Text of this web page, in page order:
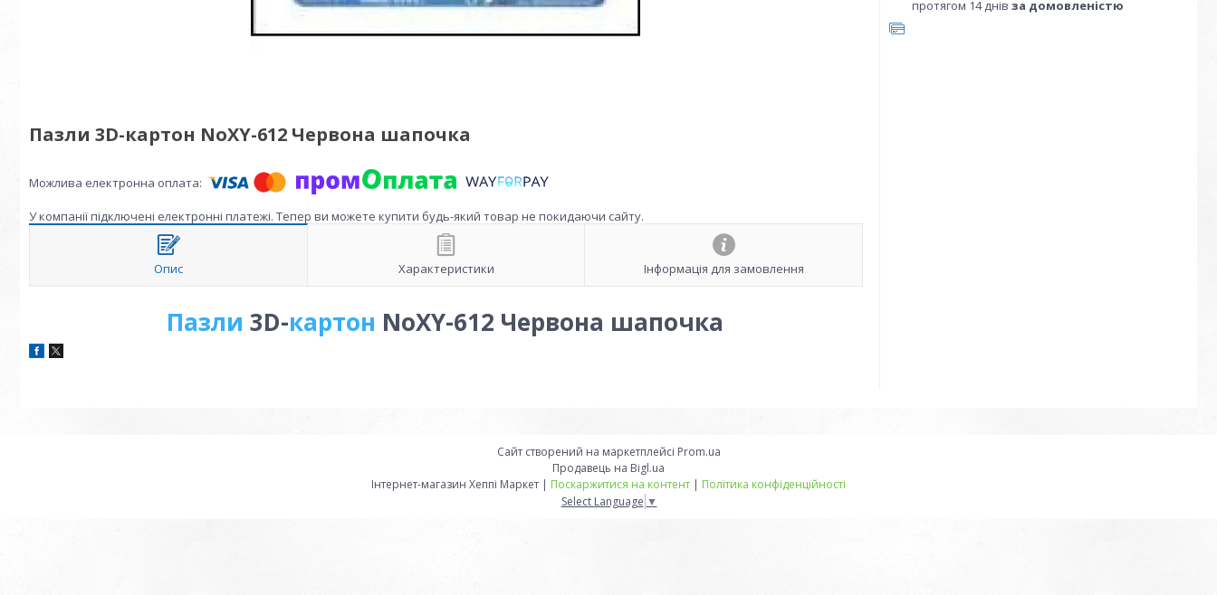
Пазли 3D-картон NoXY-612 Червона шапочка
У компанії підключені електронні платежі. Тепер ви можете купити будь-який товар не покидаючи сайту.
Опис Характеристики Інформація для замовлення
Пазли 3D-картон NoXY-612 Червона шапочка
протягом 14 днів за домовленістю
Сайт створений на маркетплейсі Prom.ua
Продавець на Bigl.ua
Інтернет-магазин Хеппі Маркет | Поскаржитися на контент | Політика конфіденційності
Select Language ▼